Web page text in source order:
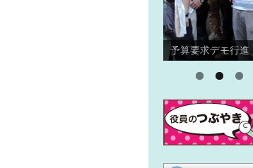
予算要求デモ行進